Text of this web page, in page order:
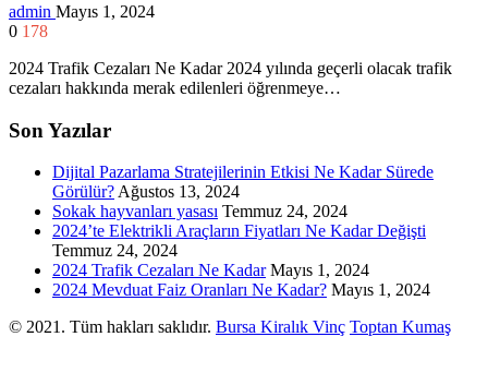
admin Mayıs 1, 2024
0 178
2024 Trafik Cezaları Ne Kadar 2024 yılında geçerli olacak trafik
cezaları hakkında merak edilenleri öğrenmeye…
Son Yazılar
Dijital Pazarlama Stratejilerinin Etkisi Ne Kadar Sürede
Görülür? Ağustos 13, 2024
Sokak hayvanları yasası Temmuz 24, 2024
2024’te Elektrikli Araçların Fiyatları Ne Kadar Değişti
Temmuz 24, 2024
2024 Trafik Cezaları Ne Kadar Mayıs 1, 2024
2024 Mevduat Faiz Oranları Ne Kadar? Mayıs 1, 2024
© 2021. Tüm hakları saklıdır. Bursa Kiralık Vinç Toptan Kumaş